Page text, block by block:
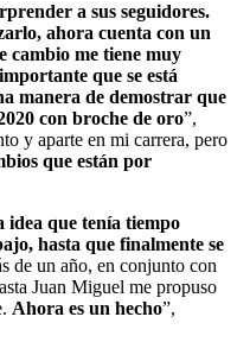
a sus seguidores.
ahora cuenta con un
cambio me tiene muy
que se está
manera de demostrar que
con broche de oro”,
y aparte en mi carrera, pero
que están por
que tenía tiempo
hasta que finalmente se
de un año, en conjunto con
Juan Miguel me propuso
Ahora es un hecho”,